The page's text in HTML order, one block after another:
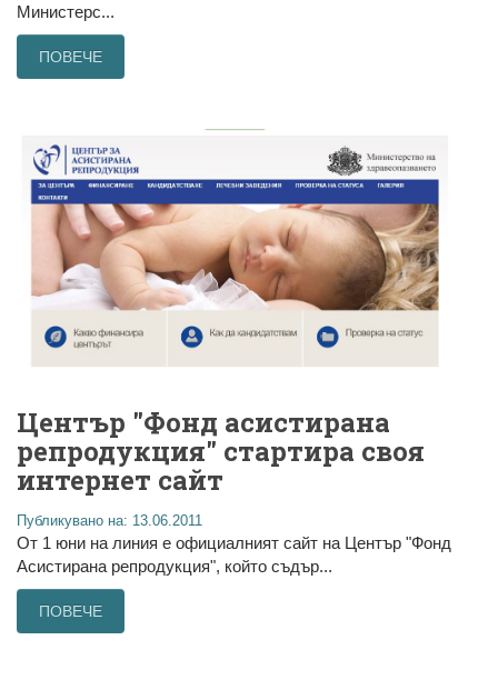
Министерс...
ПОВЕЧЕ
Център "Фонд асистирана
репродукция" стартира своя
интернет сайт
Публикувано на: 13.06.2011
От 1 юни на линия е официалният сайт на Център "Фонд
Асистирана репродукция", който съдър...
ПОВЕЧЕ